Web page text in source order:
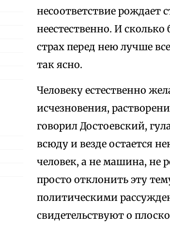
несоответствие рождает
неестественно. И
страх перед нею лучше
так ясно.
Человеку естественно
исчезновения,
говорил Достоевский,
всюду и везде остается
человек, а не машина, не
просто отклонить эту
политическими
свидетельствуют о